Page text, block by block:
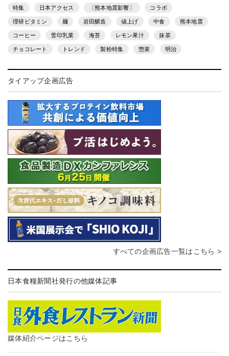
特集 日本アクセス 〔熊本地震影響〕 コラボ
理研ビタミン 麺 岩田醸造 値上げ 中食 熊本地震
コーヒー 雪印乳業 海苔 レモン果汁 抹茶
チョコレート トレンド 製粉特集 惣菜 明治
タイアップ企画広告
すべての企画広告一覧はこちら >
日本食糧新聞社発行の他媒体記事
媒体紹介ページはこちら